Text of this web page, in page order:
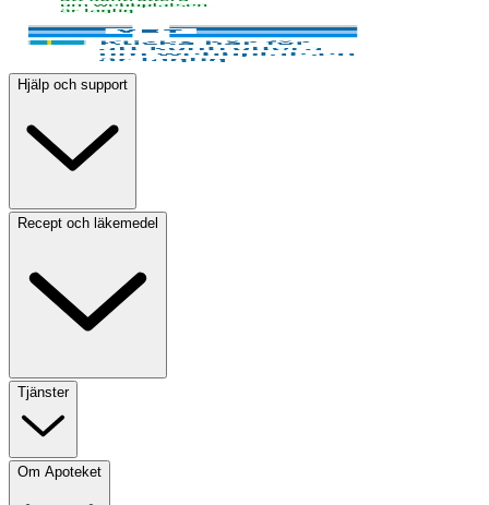
Hjälp och support
Recept och läkemedel
Tjänster
Om Apoteket